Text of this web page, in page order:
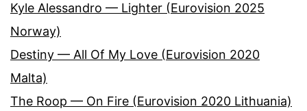
Kyle Alessandro — Lighter (Eurovision 2025
Norway)
Destiny — All Of My Love (Eurovision 2020
Malta)
The Roop — On Fire (Eurovision 2020 Lithuania)